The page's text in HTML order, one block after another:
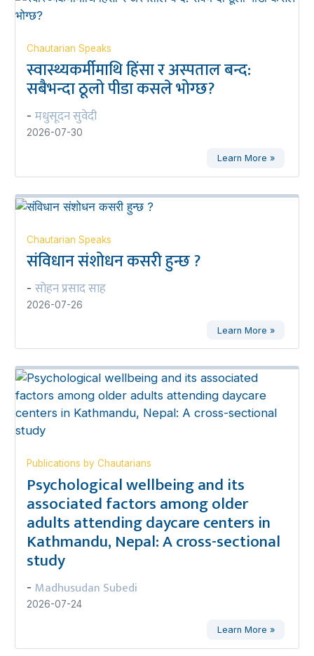
Chautarian Speaks
स्वास्थ्यकर्मीमाथि हिंसा र अस्पताल बन्द:
सबैभन्दा ठूलो पीडा कसले भोग्छ?
- मधुसूदन सुवेदी
2026-07-30
Learn More »
Chautarian Speaks
संविधान संशोधन कसरी हुन्छ ?
- सोहन प्रसाद साह
2026-07-26
Learn More »
Publications by Chautarians
Psychological wellbeing and its
associated factors among older
adults attending daycare centers in
Kathmandu, Nepal: A cross-sectional
study
- Madhusudan Subedi
2026-07-24
Learn More »